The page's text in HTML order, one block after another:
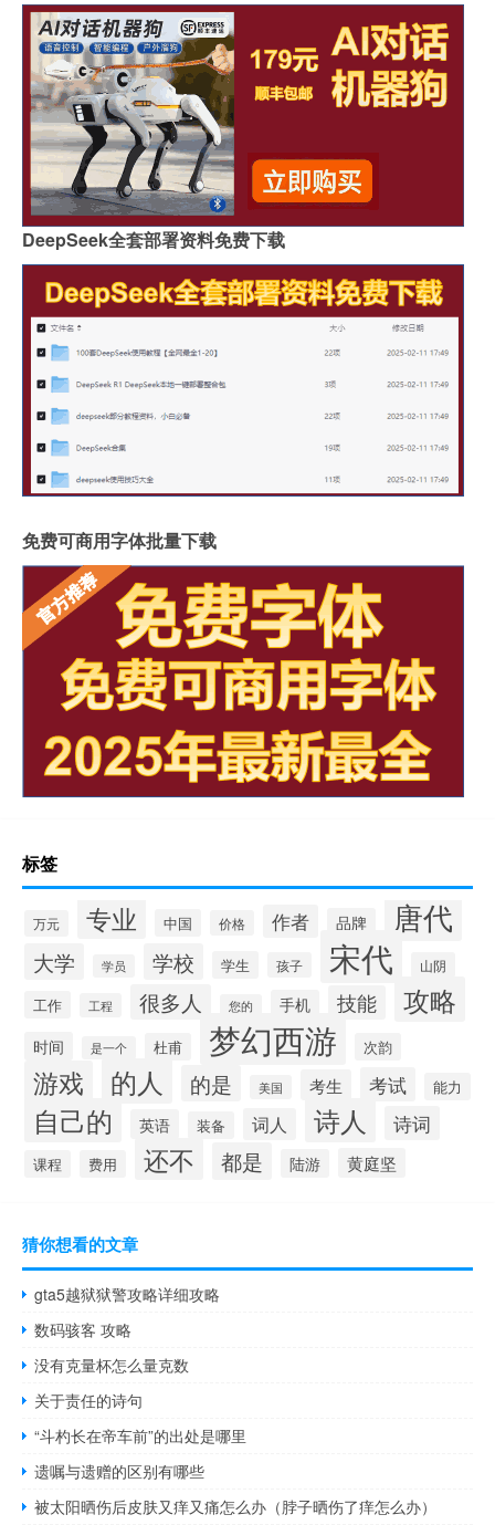
DeepSeek全套部署资料免费下载
免费可商用字体批量下载
标签
万元 专业 中国 价格 作者 品牌 唐代
大学 学员 学校 学生 孩子 宋代 山阴
工作 工程 很多人 您的 手机 技能 攻略
时间 是一个 杜甫 梦幻西游 次韵
游戏 的人 的是 美国 考生 考试 能力
自己的 英语 装备 词人 诗人 诗词
课程 费用 还不 都是 陆游 黄庭坚
猜你想看的文章
gta5越狱狱警攻略详细攻略
数码骇客 攻略
没有克量杯怎么量克数
关于责任的诗句
“斗杓长在帝车前”的出处是哪里
遗嘱与遗赠的区别有哪些
被太阳晒伤后皮肤又痒又痛怎么办（脖子晒伤了痒怎么办）